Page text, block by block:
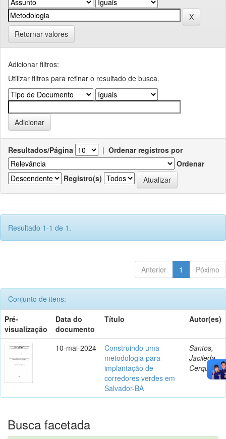
Retornar valores
Adicionar filtros:
Utilizar filtros para refinar o resultado de busca.
Resultados/Página | Ordenar registros por
Ordenar
Registro(s)
Resultado 1-1 de 1.
Anterior 1 Póximo
Conjunto de itens:
Pré-
visualização
Data do
documento
Título Autor(es)
10-mai-2024
Construindo uma
metodologia para
implantação de
corredores verdes em
Salvador-BA
Santos,
Jacileda
Cerqueira
Busca facetada